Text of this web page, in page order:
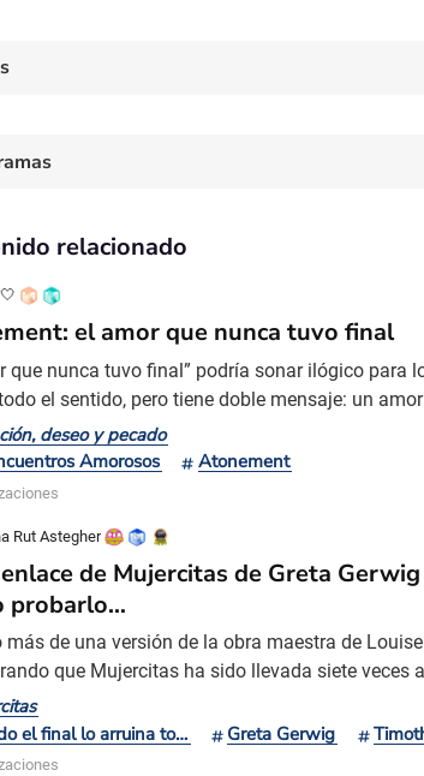
relacionado
el amor que nunca tuvo final
que nunca tuvo final” podría sonar ilógico para
el sentido, pero tiene doble mensaje: un
acabó. En esta lectura vamos a estudiar el
dos amantes separados por un error.
ejemplo de “Desencuentro amoroso”:
deseo y pecado
Amorosos
Atonement
Rut Astegher
de Mujercitas de Greta
probarlo…
más de una versión de la obra maestra de
que Mujercitas ha sido llevada siete veces
surgieron durante el cine mudo. No hay un
pero se ha representado más de una vez
contemporáneas, miniseries e in
Cuando el final lo arruina todo
Greta Gerwig